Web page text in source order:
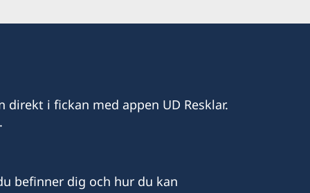
i Kuwait. Ambassaden
konsulär service exempelvis
och pass.
i fickan med appen UD Resklar.
befinner dig och hur du kan